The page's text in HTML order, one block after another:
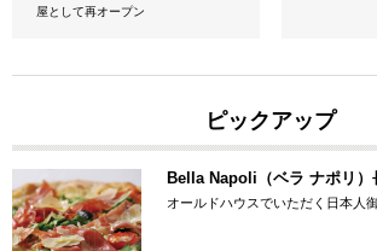
屋として再オープン
ピックアップ
Bella Napoli（ベラ ナポリ）
オールドハウスでいただく日本人